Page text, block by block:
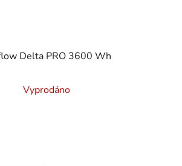
Delta PRO 3600 Wh
hodnocení
Vyprodáno